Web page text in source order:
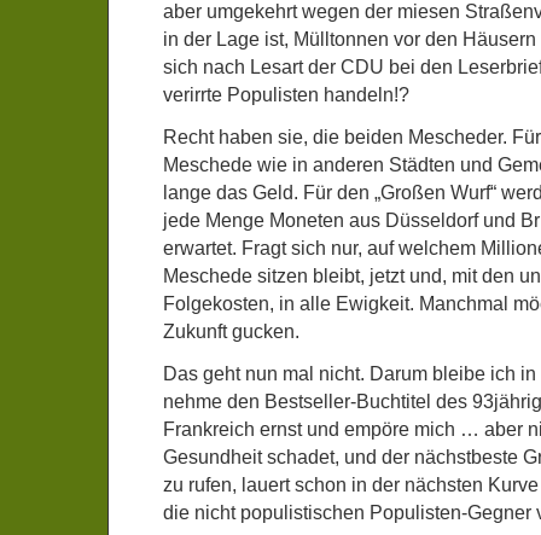
aber umgekehrt wegen der miesen
in der Lage ist, Mülltonnen vor den
sich nach Lesart der CDU bei den
verirrte Populisten handeln!?
Recht haben sie, die beiden Mescheder.
Meschede wie in anderen Städten und
lange das Geld. Für den „Großen Wurf“
jede Menge Moneten aus Düsseldorf und
erwartet. Fragt sich nur, auf welchem
Meschede sitzen bleibt, jetzt und, mit den
Folgekosten, in alle Ewigkeit. Manchmal
Zukunft gucken.
Das geht nun mal nicht. Darum bleibe ich
nehme den Bestseller-Buchtitel des
Frankreich ernst und empöre mich … aber
Gesundheit schadet, und der nächstbeste
zu rufen, lauert schon in der nächsten
die nicht populistischen Populisten-Gegner